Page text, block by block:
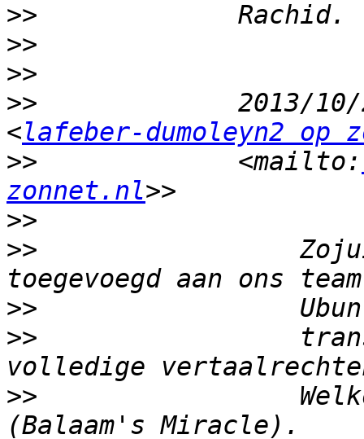
>>
>>
>>
>>
2013/
<lafeber-dumoleyn2 op
>>
             <mailto:
zonnet.nl
>>
>>
>>
>>
>>